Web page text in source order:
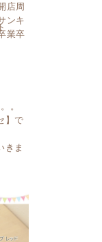
。
で
きま